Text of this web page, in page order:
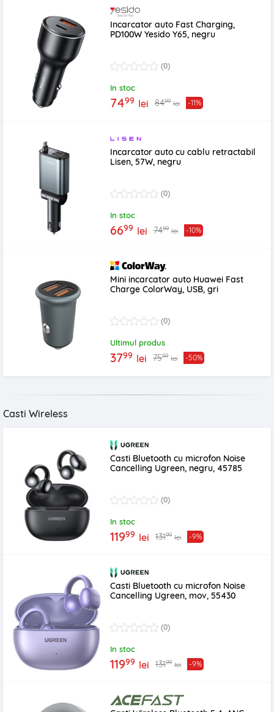
Incarcator auto Fast Charging,
PD100W Yesido Y65, negru
(0)
In stoc
7499 lei 8499 lei -11%
Incarcator auto cu cablu retractabil
Lisen, 57W, negru
(0)
In stoc
6699 lei 7499 lei -10%
Mini incarcator auto Huawei Fast
Charge ColorWay, USB, gri
(0)
Ultimul produs
3799 lei 7599 lei -50%
Casti Wireless
Casti Bluetooth cu microfon Noise
Cancelling Ugreen, negru, 45785
(0)
In stoc
11999 lei 13199 lei -9%
Casti Bluetooth cu microfon Noise
Cancelling Ugreen, mov, 55430
(0)
In stoc
11999 lei 13199 lei -9%